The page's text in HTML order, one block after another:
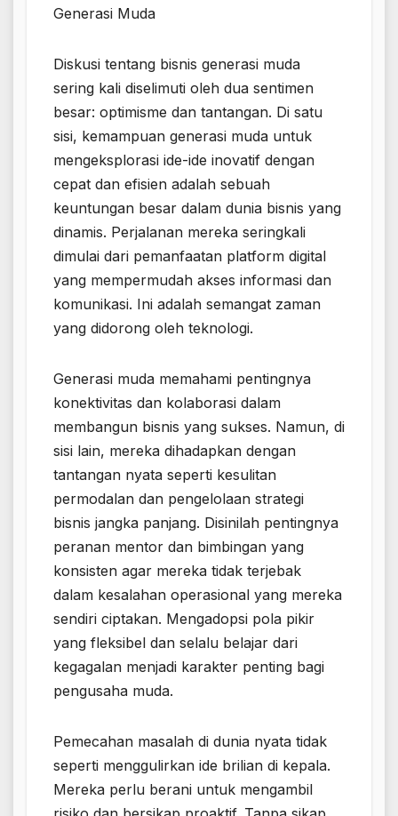
Generasi Muda
Diskusi tentang bisnis generasi muda
sering kali diselimuti oleh dua sentimen
besar: optimisme dan tantangan. Di satu
sisi, kemampuan generasi muda untuk
mengeksplorasi ide-ide inovatif dengan
cepat dan efisien adalah sebuah
keuntungan besar dalam dunia bisnis yang
dinamis. Perjalanan mereka seringkali
dimulai dari pemanfaatan platform digital
yang mempermudah akses informasi dan
komunikasi. Ini adalah semangat zaman
yang didorong oleh teknologi.
Generasi muda memahami pentingnya
konektivitas dan kolaborasi dalam
membangun bisnis yang sukses. Namun, di
sisi lain, mereka dihadapkan dengan
tantangan nyata seperti kesulitan
permodalan dan pengelolaan strategi
bisnis jangka panjang. Disinilah pentingnya
peranan mentor dan bimbingan yang
konsisten agar mereka tidak terjebak
dalam kesalahan operasional yang mereka
sendiri ciptakan. Mengadopsi pola pikir
yang fleksibel dan selalu belajar dari
kegagalan menjadi karakter penting bagi
pengusaha muda.
Pemecahan masalah di dunia nyata tidak
seperti menggulirkan ide brilian di kepala.
Mereka perlu berani untuk mengambil